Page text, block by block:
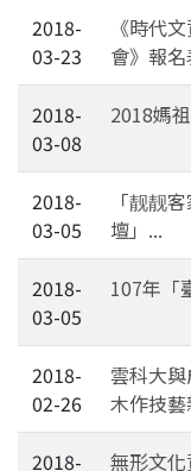
2018-
03-23
《時代
會》報名
2018-
03-08
2018媽
2018-
03-05
「靓靓
壇」...
2018-
03-05
107年「
2018-
02-26
雲科大
木作技
2018- 無形文